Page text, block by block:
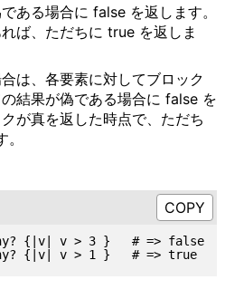
ある場合に false を返します。
ば、ただちに true を返しま
は、各要素に対してブロック
結果が偽である場合に false を
が真を返した時点で、ただち
{|v| v > 3 }   # => false
p [1, 2, 3].any? {|v| v > 1 }   # => true